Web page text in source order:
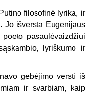
filosofinė lyrika, ir
Jo išversta Eugenijaus
pasaulėvaizdžiui
lyriškumo ir
gebėjimo versti iš
ir svarbiam, kaip